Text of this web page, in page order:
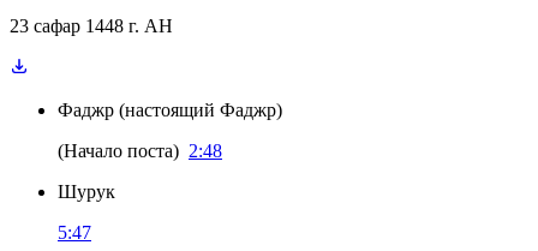
23 сафар 1448 г. AH
Фаджр (настоящий Фаджр)
(Начало поста) 2:48
Шурук
5:47